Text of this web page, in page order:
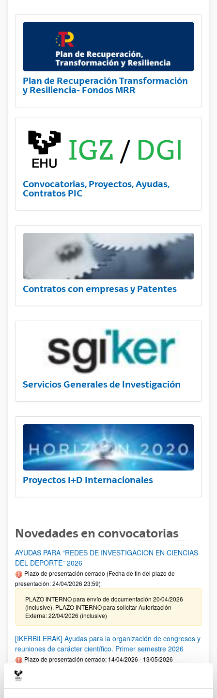
Plan de Recuperación Transformación
y Resiliencia- Fondos MRR
Convocatorias, Proyectos, Ayudas,
Contratos PIC
Contratos con empresas y Patentes
Servicios Generales de Investigación
Proyectos I+D Internacionales
Novedades en convocatorias
AYUDAS PARA “REDES DE INVESTIGACION EN CIENCIAS
DEL DEPORTE” 2026
Plazo de presentación cerrado (Fecha de fin del plazo de
presentación: 24/04/2026 23:59)
PLAZO INTERNO para envío de documentación 20/04/2026
(inclusive). PLAZO INTERNO para solicitar Autorización
Externa: 22/04/2026 (inclusive)
[IKERBILERAK] Ayudas para la organización de congresos y
reuniones de carácter científico. Primer semestre 2026
Plazo de presentación cerrado: 14/04/2026 - 13/05/2026